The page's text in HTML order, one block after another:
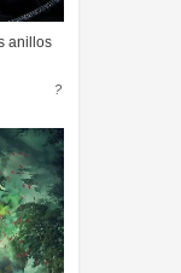
anillos
?